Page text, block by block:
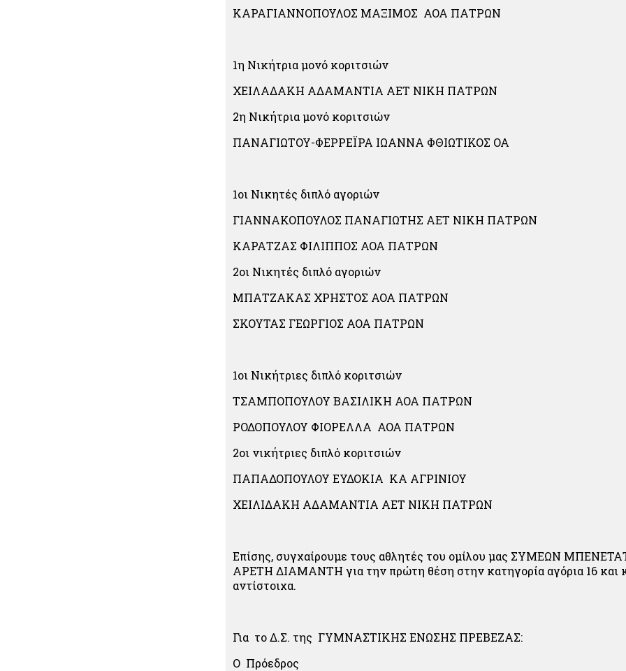
ΚΑΡΑΓΙΑΝΝΟΠΟΥΛΟΣ ΜΑΞΙΜΟΣ ΑΟΑ ΠΑΤΡΩΝ
1η Νικήτρια μονό κοριτσιών
ΧΕΙΛΑΔΑΚΗ ΑΔΑΜΑΝTΙΑ ΑΕΤ ΝΙΚΗ ΠΑΤΡΩΝ
2η Νικήτρια μονό κοριτσιών
ΠΑΝΑΓΙΩΤΟΥ-ΦΕΡΡΕΪΡΑ ΙΩΑΝΝΑ ΦΘΙΩΤΙΚΟΣ ΟΑ
1οι Νικητές διπλό αγοριών
ΓΙΑΝΝΑΚΟΠΟΥΛΟΣ ΠΑΝΑΓΙΩΤΗΣ ΑΕΤ ΝΙΚΗ ΠΑΤΡΩΝ
ΚΑΡΑΤΖΑΣ ΦΙΛΙΠΠΟΣ ΑΟΑ ΠΑΤΡΩΝ
2οι Νικητές διπλό αγοριών
ΜΠΑΤΖΑΚΑΣ ΧΡΗΣΤΟΣ ΑΟΑ ΠΑΤΡΩΝ
ΣΚΟΥΤΑΣ ΓΕΩΡΓΙΟΣ ΑΟΑ ΠΑΤΡΩΝ
1οι Νικήτριες διπλό κοριτσιών
ΤΣΑΜΠΟΠΟΥΛΟΥ ΒΑΣΙΛΙΚΗ ΑΟΑ ΠΑΤΡΩΝ
ΡΟΔΟΠΟΥΛΟΥ ΦΙΟΡΕΛΛΑ ΑΟΑ ΠΑΤΡΩΝ
2οι νικήτριες διπλό κοριτσιών
ΠΑΠΑΔΟΠΟΥΛΟΥ ΕΥΔΟΚΙΑ ΚΑ ΑΓΡΙΝΙΟΥ
ΧΕΙΛΙΔΑΚΗ ΑΔΑΜΑΝΤΙΑ ΑΕΤ ΝΙΚΗ ΠΑΤΡΩΝ
Επίσης, συγχαίρουμε τους αθλητές του ομίλου μας ΣΥΜΕΩΝ
ΑΡΕΤΗ ΔΙΑΜΑΝΤΗ για την πρώτη θέση στην κατηγορία αγόρια 16 και
αντίστοιχα.
Για το Δ.Σ. της ΓΥΜΝΑΣΤΙΚΗΣ ΕΝΩΣΗΣ ΠΡΕΒΕΖΑΣ:
Ο Πρόεδρος